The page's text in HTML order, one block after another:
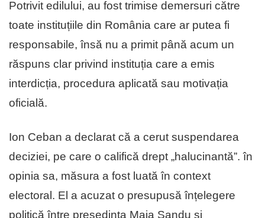
Potrivit edilului, au fost trimise demersuri către
toate instituțiile din România care ar putea fi
responsabile, însă nu a primit până acum un
răspuns clar privind instituția care a emis
interdicția, procedura aplicată sau motivația
oficială.
Ion Ceban a declarat că a cerut suspendarea
deciziei, pe care o califică drept „halucinantă”. în
opinia sa, măsura a fost luată în context
electoral. El a acuzat o presupusă înțelegere
politică între președinta Maia Sandu și